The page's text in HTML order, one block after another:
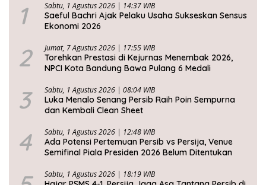
1 Sabtu, 1 Agustus 2026 | 14:37 WIB
Saeful Bachri Ajak Pelaku Usaha Sukseskan Sensus
Ekonomi 2026
2 Jumat, 7 Agustus 2026 | 17:55 WIB
Torehkan Prestasi di Kejurnas Menembak 2026,
NPCI Kota Bandung Bawa Pulang 6 Medali
3 Sabtu, 1 Agustus 2026 | 08:04 WIB
Luka Menalo Senang Persib Raih Poin Sempurna
dan Kembali Clean Sheet
4 Sabtu, 1 Agustus 2026 | 12:48 WIB
Ada Potensi Pertemuan Persib vs Persija, Venue
Semifinal Piala Presiden 2026 Belum Ditentukan
Sabtu, 1 Agustus 2026 | 18:19 WIB